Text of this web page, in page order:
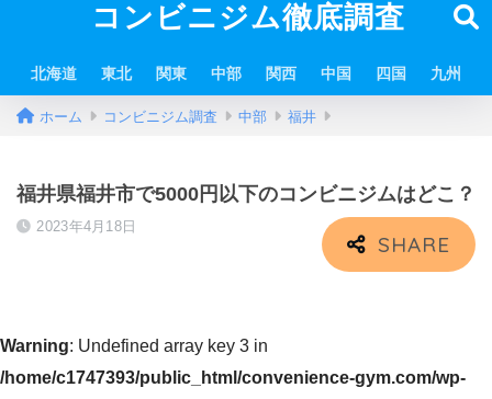
コンビニジム徹底調査
北海道 東北 関東 中部 関西 中国 四国 九州
ホーム コンビニジム調査 中部 福井
福井県福井市で5000円以下のコンビニジムはどこ？
2023年4月18日
Warning: Undefined array key 3 in
/home/c1747393/public_html/convenience-gym.com/wp-